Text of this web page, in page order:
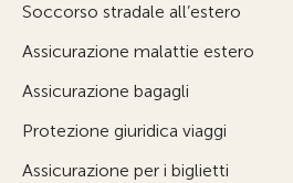
Soccorso stradale all’estero
Assicurazione malattie estero
Assicurazione bagagli
Protezione giuridica viaggi
Assicurazione per i biglietti